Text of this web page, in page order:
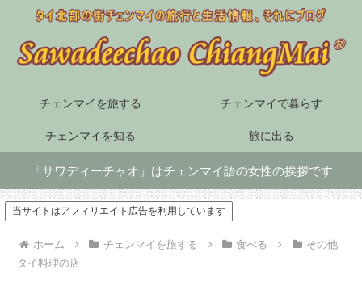
チェンマイを旅する チェンマイで暮らす
チェンマイを知る 旅に出る
「サワディーチャオ」はチェンマイ語の女性の挨拶です
当サイトはアフィリエイト広告を利用しています
ホーム チェンマイを旅する 食べる
その他
タイ料理の店